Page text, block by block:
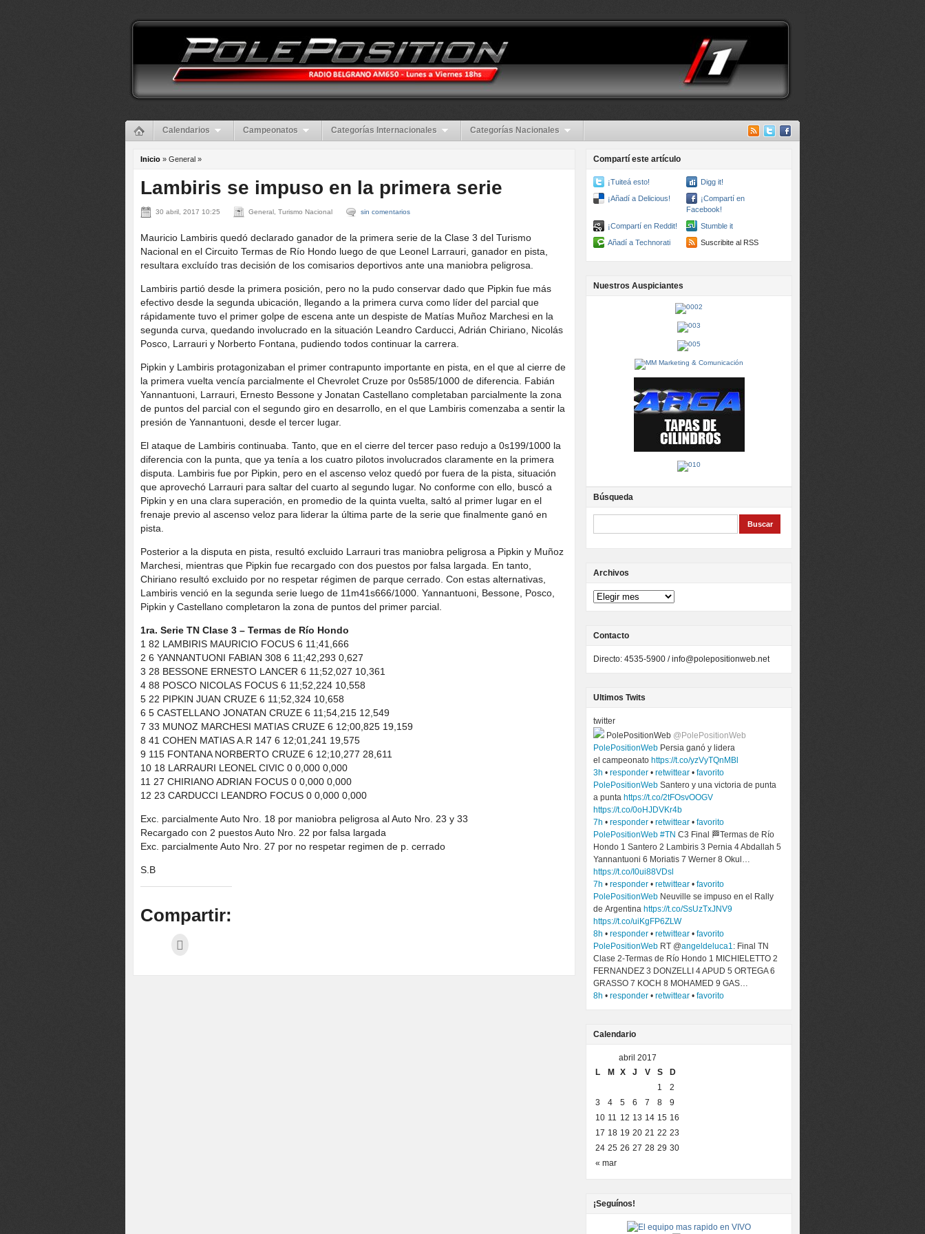
Calendarios Campeonatos Categorías Internacionales Categorías Nacionales
Inicio » General »
Lambiris se impuso en la primera serie
30 abril, 2017 10:25 General, Turismo Nacional sin comentarios
Mauricio Lambiris quedó declarado ganador de la primera serie de la Clase 3 del Turismo
Nacional en el Circuito Termas de Río Hondo luego de que Leonel Larrauri, ganador en pista,
resultara excluído tras decisión de los comisarios deportivos ante una maniobra peligrosa.
Lambiris partió desde la primera posición, pero no la pudo conservar dado que Pipkin fue más
efectivo desde la segunda ubicación, llegando a la primera curva como líder del parcial que
rápidamente tuvo el primer golpe de escena ante un despiste de Matías Muñoz Marchesi en la
segunda curva, quedando involucrado en la situación Leandro Carducci, Adrián Chiriano, Nicolás
Posco, Larrauri y Norberto Fontana, pudiendo todos continuar la carrera.
Pipkin y Lambiris protagonizaban el primer contrapunto importante en pista, en el que al cierre de
la primera vuelta vencía parcialmente el Chevrolet Cruze por 0s585/1000 de diferencia. Fabián
Yannantuoni, Larrauri, Ernesto Bessone y Jonatan Castellano completaban parcialmente la zona
de puntos del parcial con el segundo giro en desarrollo, en el que Lambiris comenzaba a sentir la
presión de Yannantuoni, desde el tercer lugar.
El ataque de Lambiris continuaba. Tanto, que en el cierre del tercer paso redujo a 0s199/1000 la
diferencia con la punta, que ya tenía a los cuatro pilotos involucrados claramente en la primera
disputa. Lambiris fue por Pipkin, pero en el ascenso veloz quedó por fuera de la pista, situación
que aprovechó Larrauri para saltar del cuarto al segundo lugar. No conforme con ello, buscó a
Pipkin y en una clara superación, en promedio de la quinta vuelta, saltó al primer lugar en el
frenaje previo al ascenso veloz para liderar la última parte de la serie que finalmente ganó en
pista.
Posterior a la disputa en pista, resultó excluido Larrauri tras maniobra peligrosa a Pipkin y Muñoz
Marchesi, mientras que Pipkin fue recargado con dos puestos por falsa largada. En tanto,
Chiriano resultó excluido por no respetar régimen de parque cerrado. Con estas alternativas,
Lambiris venció en la segunda serie luego de 11m41s666/1000. Yannantuoni, Bessone, Posco,
Pipkin y Castellano completaron la zona de puntos del primer parcial.
1ra. Serie TN Clase 3 – Termas de Río Hondo
1 82 LAMBIRIS MAURICIO FOCUS 6 11;41,666
2 6 YANNANTUONI FABIAN 308 6 11;42,293 0,627
3 28 BESSONE ERNESTO LANCER 6 11;52,027 10,361
4 88 POSCO NICOLAS FOCUS 6 11;52,224 10,558
5 22 PIPKIN JUAN CRUZE 6 11;52,324 10,658
6 5 CASTELLANO JONATAN CRUZE 6 11;54,215 12,549
7 33 MUNOZ MARCHESI MATIAS CRUZE 6 12;00,825 19,159
8 41 COHEN MATIAS A.R 147 6 12;01,241 19,575
9 115 FONTANA NORBERTO CRUZE 6 12;10,277 28,611
10 18 LARRAURI LEONEL CIVIC 0 0,000 0,000
11 27 CHIRIANO ADRIAN FOCUS 0 0,000 0,000
12 23 CARDUCCI LEANDRO FOCUS 0 0,000 0,000
Exc. parcialmente Auto Nro. 18 por maniobra peligrosa al Auto Nro. 23 y 33
Recargado con 2 puestos Auto Nro. 22 por falsa largada
Exc. parcialmente Auto Nro. 27 por no respetar regimen de p. cerrado
S.B
Compartir:
Compartí este artículo
¡Tuiteá esto!
Digg it!
¡Añadí a Delicious!
¡Compartí en
Facebook!
¡Compartí en Reddit!
Stumble it
Añadí a Technorati
Suscribite al RSS
Nuestros Auspiciantes
Búsqueda
Archivos
Contacto
Directo: 4535-5900 /info@polepositionweb.net
Ultimos Twits
twitter
PolePositionWeb @PolePositionWeb
PolePositionWeb Persia ganó y lidera
el campeonato https://t.co/yzVyTQnMBl
3h • responder • retwittear • favorito
PolePositionWeb Santero y una victoria de punta
a punta https://t.co/2tFOsvOOGV
https://t.co/0oHJDVKr4b
7h • responder • retwittear • favorito
PolePositionWeb #TN C3 Final 🏁Termas de Río
Hondo 1 Santero 2 Lambiris 3 Pernia 4 Abdallah 5
Yannantuoni 6 Moriatis 7 Werner 8 Okul…
https://t.co/I0ui88VDsl
7h • responder • retwittear • favorito
PolePositionWeb Neuville se impuso en el Rally
de Argentina https://t.co/SsUzTxJNV9
https://t.co/uiKgFP6ZLW
8h • responder • retwittear • favorito
PolePositionWeb RT @angeldeluca1: Final TN
Clase 2-Termas de Río Hondo 1 MICHIELETTO 2
FERNANDEZ 3 DONZELLI 4 APUD 5 ORTEGA 6
GRASSO 7 KOCH 8 MOHAMED 9 GAS…
8h • responder • retwittear • favorito
Calendario
abril 2017
L
M X J V S D
« mar
1
2
3
4 5 6 7 8
9
10 11 12 13 14 15 16
17 18 19 20 21 22 23
24 25 26 27 28 29 30
¡Seguínos!